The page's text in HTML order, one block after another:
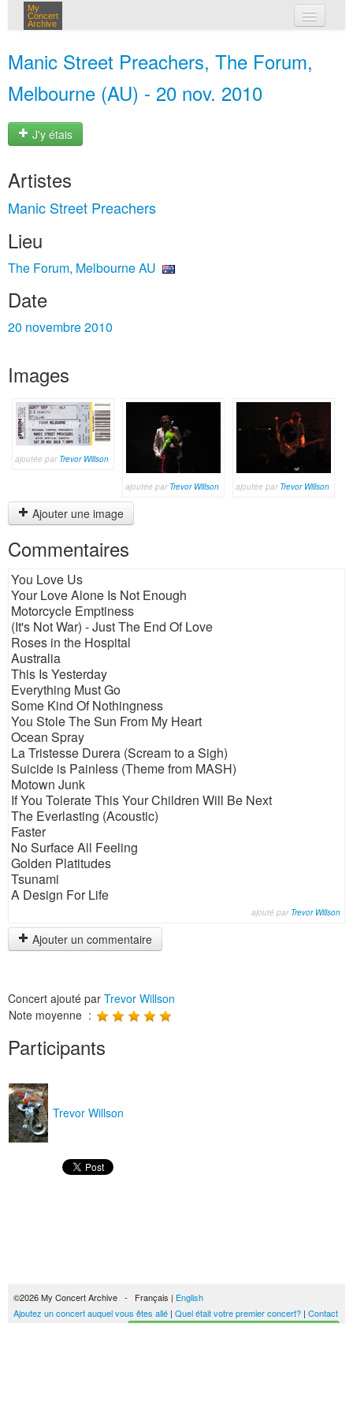
My
Concert
Archive
Manic Street Preachers, The Forum,
Melbourne (AU) - 20 nov. 2010
J'y étais
Artistes
Manic Street Preachers
Lieu
The Forum, Melbourne AU
Date
20 novembre 2010
Images
ajoutée par Trevor Willson
ajoutée par Trevor Willson ajoutée par Trevor Willson
Ajouter une image
Commentaires
You Love Us
Your Love Alone Is Not Enough
Motorcycle Emptiness
(It's Not War) - Just The End Of Love
Roses in the Hospital
Australia
This Is Yesterday
Everything Must Go
Some Kind Of Nothingness
You Stole The Sun From My Heart
Ocean Spray
La Tristesse Durera (Scream to a Sigh)
Suicide is Painless (Theme from MASH)
Motown Junk
If You Tolerate This Your Children Will Be Next
The Everlasting (Acoustic)
Faster
No Surface All Feeling
Golden Platitudes
Tsunami
A Design For Life
ajouté par Trevor Willson
Ajouter un commentaire
Concert ajouté par Trevor Willson
Note moyenne :
Participants
Trevor Willson
©2026 My Concert Archive - Français | English
Ajoutez un concert auquel vous êtes allé | Quel était votre premier concert? | Contact